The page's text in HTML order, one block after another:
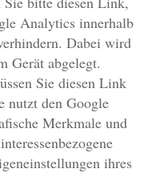
Analytics innerhalb
Dabei wird
Gerät abgelegt.
Sie diesen Link
nutzt den Google
Merkmale und
ihres